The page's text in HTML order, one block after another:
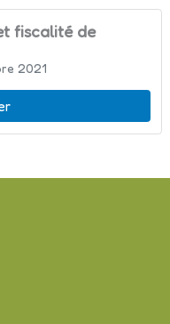
fiscalité de
2021